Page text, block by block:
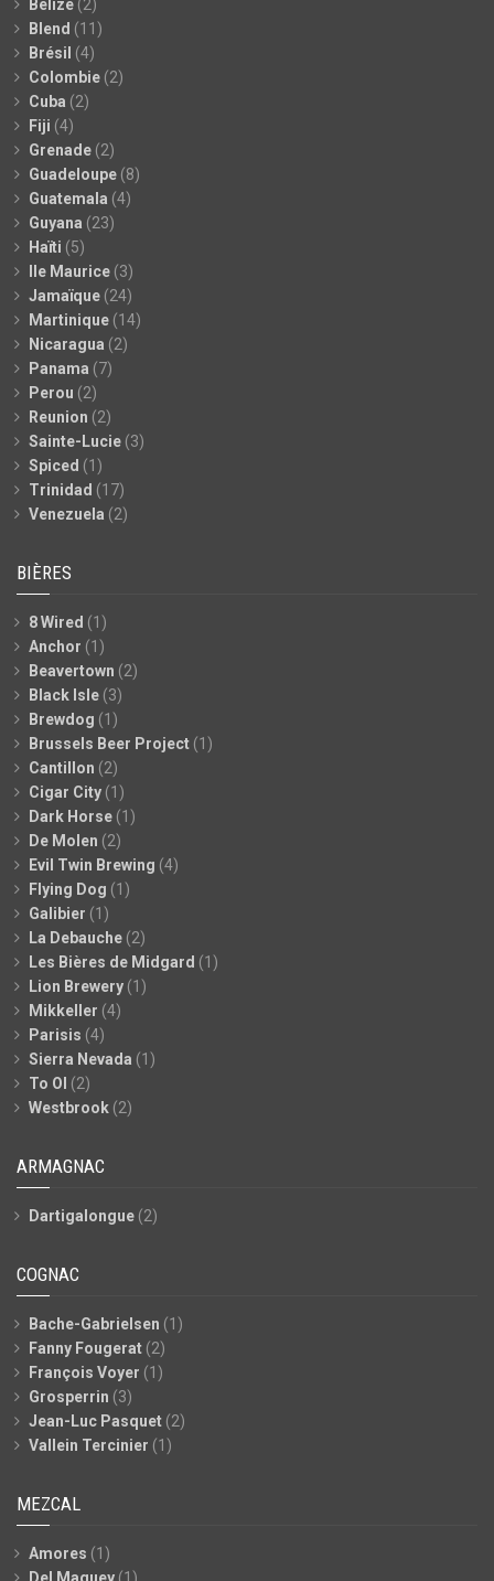
Belize (2)
Blend (11)
Brésil (4)
Colombie (2)
Cuba (2)
Fiji (4)
Grenade (2)
Guadeloupe (8)
Guatemala (4)
Guyana (23)
Haïti (5)
Ile Maurice (3)
Jamaïque (24)
Martinique (14)
Nicaragua (2)
Panama (7)
Perou (2)
Reunion (2)
Sainte-Lucie (3)
Spiced (1)
Trinidad (17)
Venezuela (2)
BIÈRES
8 Wired (1)
Anchor (1)
Beavertown (2)
Black Isle (3)
Brewdog (1)
Brussels Beer Project (1)
Cantillon (2)
Cigar City (1)
Dark Horse (1)
De Molen (2)
Evil Twin Brewing (4)
Flying Dog (1)
Galibier (1)
La Debauche (2)
Les Bières de Midgard (1)
Lion Brewery (1)
Mikkeller (4)
Parisis (4)
Sierra Nevada (1)
To Ol (2)
Westbrook (2)
ARMAGNAC
Dartigalongue (2)
COGNAC
Bache-Gabrielsen (1)
Fanny Fougerat (2)
François Voyer (1)
Grosperrin (3)
Jean-Luc Pasquet (2)
Vallein Tercinier (1)
MEZCAL
Amores (1)
Del Maguey (1)